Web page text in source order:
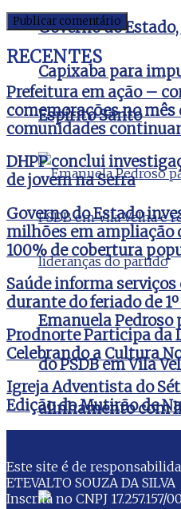
Governo do Estado,
Capixaba para
Espírito Santo
Emanuela
do PSDB em Vila
alinhamento com
Esporte
RECENTES
Prefeitura em ação –
comemorações no
comunidades
DHPP conclui
de jovem na Serra
Governo do Estado
milhões em ampliação
100% de cobertura
Saúde informa
durante do feriado de
Prodnorte Participa da
Celebrando a Cultura
Igreja Adventista do
Edição do Mutirão de
Este site é de
ETEVALTO SOUZA DA SILVA
Inscrita no CNPJ 17.257.157/